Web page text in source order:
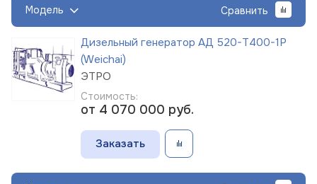
Модель Сравнить
Дизельный генератор АД 520-Т400-1Р
(Weichai)
ЭТРО
Стоимость:
от 4 070 000 руб.
Заказать